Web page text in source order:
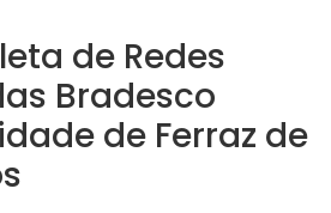
de Redes
Bradesco
de Ferraz de